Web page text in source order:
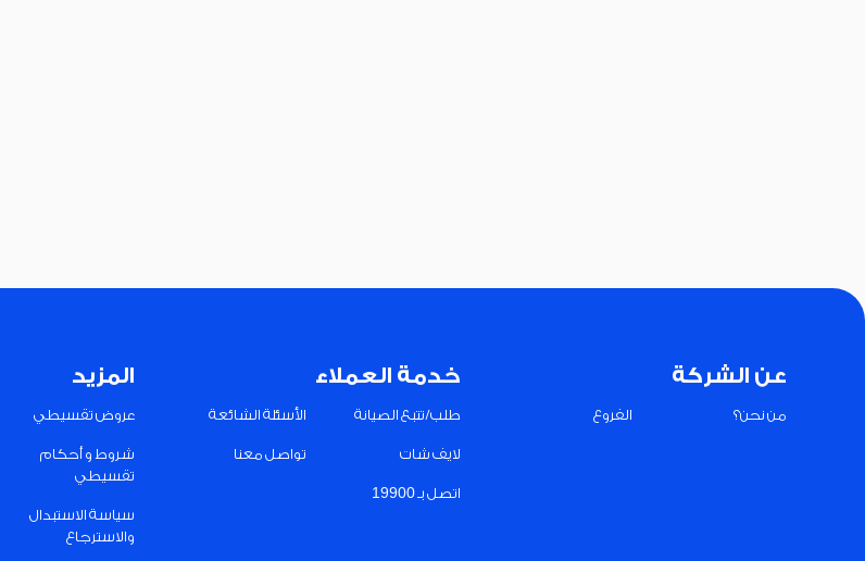
عن الشركة
من نحن؟ الفروع
خدمة العملاء
طلب/تتبع الصيانة الأسئلة الشائعة
لايف شات تواصل معنا
اتصل بـ 19900
المزيد
عروض تقسيطي
شروط و أحكام
تقسيطي
سياسة الاستبدال
والاسترجاع